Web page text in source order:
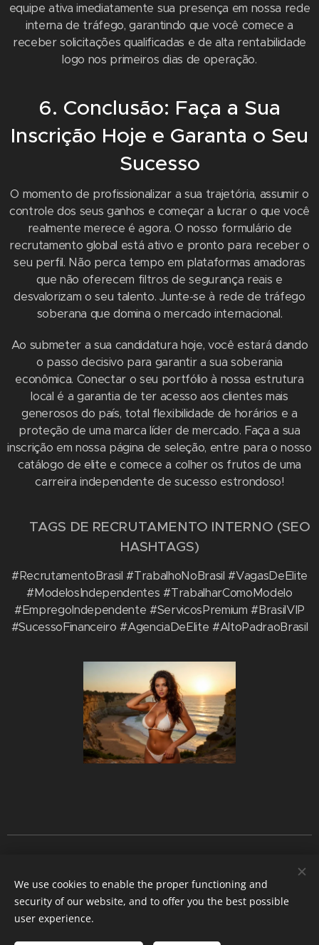
equipe ativa imediatamente sua presença em nossa rede
interna de tráfego, garantindo que você comece a
receber solicitações qualificadas e de alta rentabilidade
logo nos primeiros dias de operação.
6. Conclusão: Faça a Sua
Inscrição Hoje e Garanta o Seu
Sucesso
O momento de profissionalizar a sua trajetória, assumir o
controle dos seus ganhos e começar a lucrar o que você
realmente merece é agora. O nosso formulário de
recrutamento global está ativo e pronto para receber o
seu perfil. Não perca tempo em plataformas amadoras
que não oferecem filtros de segurança reais e
desvalorizam o seu talento. Junte-se à rede de tráfego
soberana que domina o mercado internacional.
Ao submeter a sua candidatura hoje, você estará dando
o passo decisivo para garantir a sua soberania
econômica. Conectar o seu portfólio à nossa estrutura
local é a garantia de ter acesso aos clientes mais
generosos do país, total flexibilidade de horários e a
proteção de uma marca líder de mercado. Faça a sua
inscrição em nossa página de seleção, entre para o nosso
catálogo de elite e comece a colher os frutos de uma
carreira independente de sucesso estrondoso!
🏷️ TAGS DE RECRUTAMENTO INTERNO (SEO
HASHTAGS)
#RecrutamentoBrasil #TrabalhoNoBrasil #VagasDeElite
#ModelosIndependentes #TrabalharComoModelo
#EmpregoIndependente #ServicosPremium #BrasilVIP
#SucessoFinanceiro #AgenciaDeElite #AltoPadraoBrasil
Clique para Whatsapp!
acompanhantes
londres
We use cookies to enable the proper functioning and
security of our website, and to offer you the best possible
user experience.